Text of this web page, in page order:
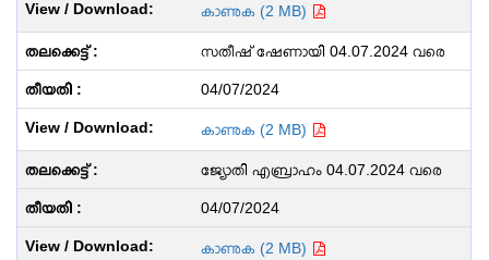
കാണുക (2 MB)
സതീഷ് ഷേണായി 04.07.2024 വരെ
04/07/2024
കാണുക (2 MB)
ജ്യോതി എബ്രാഹം 04.07.2024 വരെ
04/07/2024
കാണുക (2 MB)